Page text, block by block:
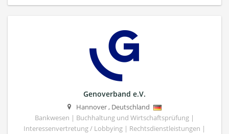
Genoverband e.V.
Hannover, Deutschland
Bankwesen | Buchhaltung und Wirtschaftsprüfung |
Interessenvertretung / Lobbying | Rechtsdienstleistungen |